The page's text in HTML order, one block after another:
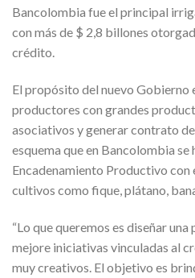
Bancolombia fue el principal
con más de $ 2,8 billones
crédito.
El propósito del nuevo Gobierno
productores con grandes
asociativos y generar contrato
esquema que en Bancolombia se
Encadenamiento Productivo con
cultivos como fique, plátano,
“Lo que queremos es diseñar
mejore iniciativas vinculadas al
muy creativos. El objetivo es